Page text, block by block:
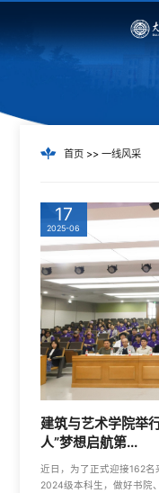
首页>> 一线风采
17
2025-06
建筑与艺术学院举
人”梦想启航第...
近日，为了正式迎接162
2024级本科生，做好书院